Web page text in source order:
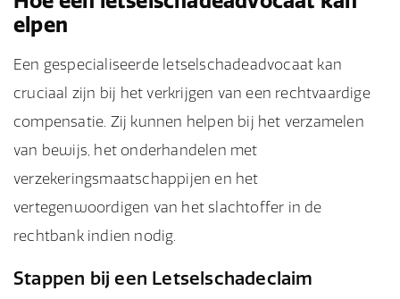
elpen
Een gespecialiseerde letselschadeadvocaat kan
cruciaal zijn bij het verkrijgen van een rechtvaardige
compensatie. Zij kunnen helpen bij het verzamelen
van bewijs, het onderhandelen met
verzekeringsmaatschappijen en het
vertegenwoordigen van het slachtoffer in de
rechtbank indien nodig.
Stappen bij een Letselschadeclaim